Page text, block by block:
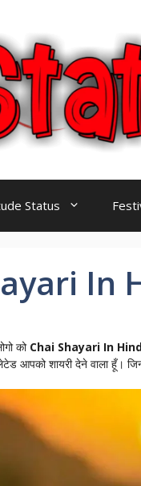
Status
In
को Chai Shayari In
आपको शायरी देने वाला हूँ।